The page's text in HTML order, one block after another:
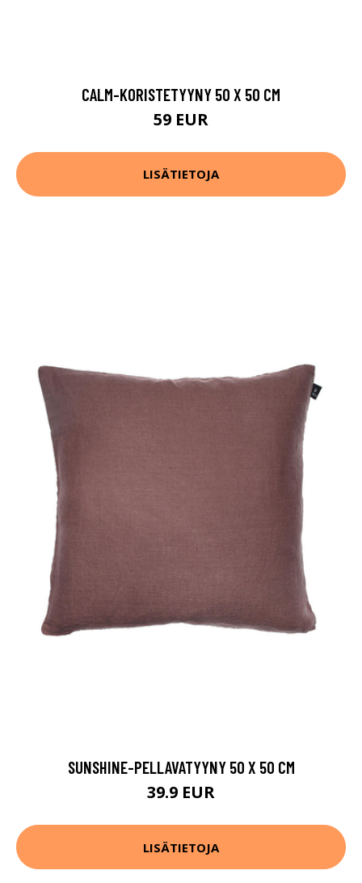
CALM-KORISTETYYNY 50 X 50 CM
59 EUR
LISÄTIETOJA
SUNSHINE-PELLAVATYYNY 50 X 50 CM
39.9 EUR
LISÄTIETOJA